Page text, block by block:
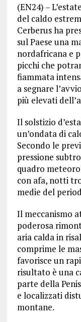
(EN24) –
del caldo
Cerberus ha
sul Paese una
nordafricana e
picchi che
fiammata
a segnare
più elevati
Il solstizio
un’ondata di
Secondo le
pressione
quadro
con afa, notti
medie del
Il meccanismo
poderosa
aria calda in
comprime le
favorisce un
risultato è una
parte della
e localizzati
montane.